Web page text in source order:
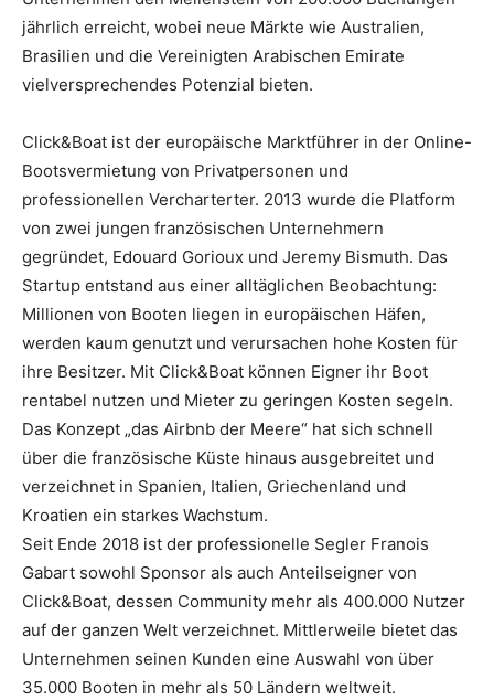
jährlich erreicht, wobei neue Märkte wie Australien,
Brasilien und die Vereinigten Arabischen Emirate
vielversprechendes Potenzial bieten.
Click&Boat ist der europäische Marktführer in der Online-
Bootsvermietung von Privatpersonen und
professionellen Vercharterter. 2013 wurde die Platform
von zwei jungen französischen Unternehmern
gegründet, Edouard Gorioux und Jeremy Bismuth. Das
Startup entstand aus einer alltäglichen Beobachtung:
Millionen von Booten liegen in europäischen Häfen,
werden kaum genutzt und verursachen hohe Kosten für
ihre Besitzer. Mit Click&Boat können Eigner ihr Boot
rentabel nutzen und Mieter zu geringen Kosten segeln.
Das Konzept „das Airbnb der Meere“ hat sich schnell
über die französische Küste hinaus ausgebreitet und
verzeichnet in Spanien, Italien, Griechenland und
Kroatien ein starkes Wachstum.
Seit Ende 2018 ist der professionelle Segler Franois
Gabart sowohl Sponsor als auch Anteilseigner von
Click&Boat, dessen Community mehr als 400.000 Nutzer
auf der ganzen Welt verzeichnet. Mittlerweile bietet das
Unternehmen seinen Kunden eine Auswahl von über
35.000 Booten in mehr als 50 Ländern weltweit.